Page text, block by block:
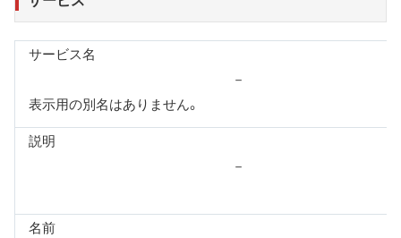
サービス名
－
表示用の別名はありません。
説明
－
名前